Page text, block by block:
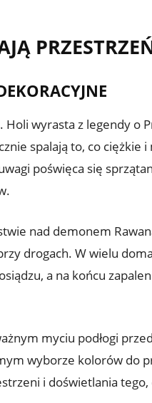
wyrasta z legendy o
spalają to, co ciężkie
poświęca się
nad demonem
drogach. W wielu
a na końcu
myciu podłogi
wyborze kolorów do
i doświetlania